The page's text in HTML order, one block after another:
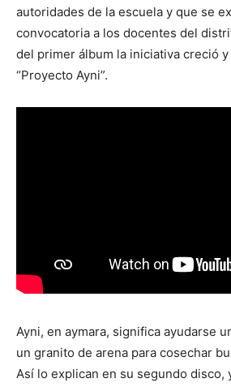
autoridades de la escuela y que se
convocatoria a los docentes del
del primer álbum la iniciativa creció
“Proyecto Ayni”.
Ayni, en aymara, significa ayudarse
un granito de arena para cosechar
Así lo explican en su segundo disco,